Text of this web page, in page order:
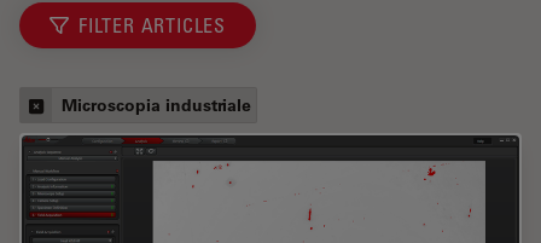
FILTER ARTICLES
Microscopia industriale